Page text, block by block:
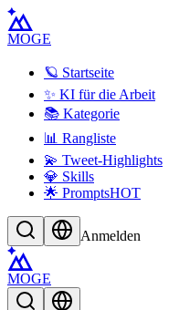
MOGE
🪐 Startseite
✨ KI für die Arbeit
📚 Kategorie
📊 Rangliste
💫 Tweet-Highlights
💎 Skills
🌟 PromptsHOT
Anmelden
MOGE